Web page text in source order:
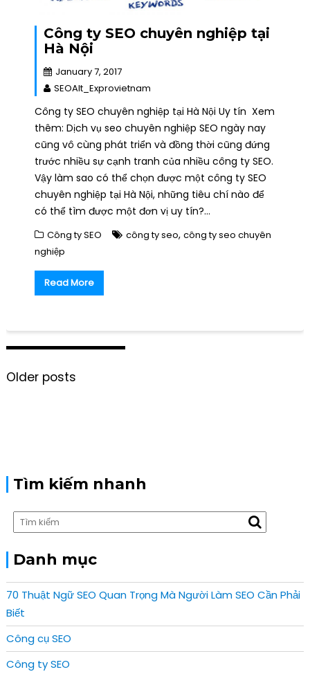
Công ty SEO chuyên nghiệp tại
Hà Nội
January 7, 2017
SEOAlt_Exprovietnam
Công ty SEO chuyên nghiệp tại Hà Nội Uy tín Xem
thêm: Dịch vụ seo chuyên nghiệp SEO ngày nay
cũng vô cùng phát triển và đồng thời cũng đứng
trước nhiều sự cạnh tranh của nhiều công ty SEO.
Vậy làm sao có thể chọn được một công ty SEO
chuyên nghiệp tại Hà Nội, những tiêu chí nào để
có thể tìm được một đơn vị uy tín?…
Công ty SEO công ty seo, công ty seo chuyên
nghiệp
Read More
o
v
i
i
o
n
Older posts
Tìm kiếm nhanh
Danh mục
70 Thuật Ngữ SEO Quan Trọng Mà Người Làm SEO Cần Phải
Biết
Công cụ SEO
Công ty SEO